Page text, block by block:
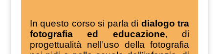
In questo corso si parla di dialogo tra
fotografia ed educazione, di
progettualità nell’uso della fotografia